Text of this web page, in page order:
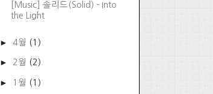
[Music] 솔리드(Solid) - Into
the Light
►4월 (1)
► 2월 (2)
► 1월 (1)